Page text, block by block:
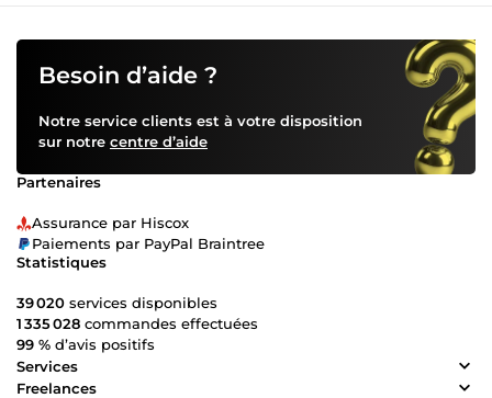
Besoin d’aide ?
Notre service clients est à votre disposition
sur notre centre d’aide
Partenaires
Assurance par Hiscox
Paiements par PayPal Braintree
Statistiques
39 020 services disponibles
1 335 028 commandes effectuées
99 % d’avis positifs
Services
Freelances